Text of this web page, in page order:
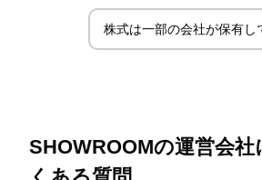
株式は一部の会社が保有し
SHOWROOMの運営会社